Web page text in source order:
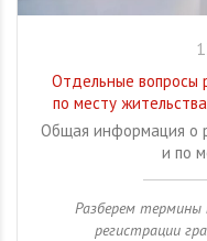
Отдельные вопросы
по месту
Общая информация о
и по
Разберем
регистрации